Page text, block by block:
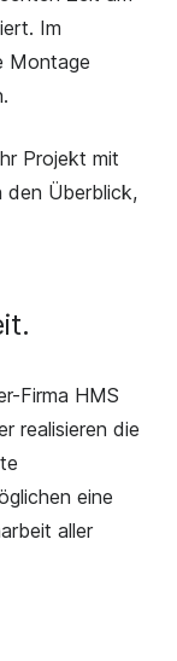
Im
Montage
Projekt mit
den Überblick,
Firma HMS
realisieren die
eine
aller